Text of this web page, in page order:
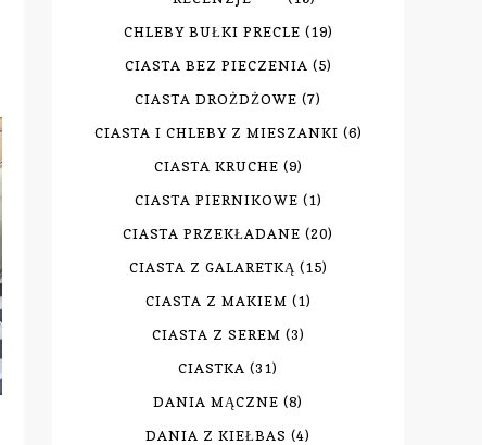
CHLEBY BUŁKI PRECLE (19)
CIASTA BEZ PIECZENIA (5)
CIASTA DROŻDŻOWE (7)
CIASTA I CHLEBY Z MIESZANKI (6)
CIASTA KRUCHE (9)
CIASTA PIERNIKOWE (1)
CIASTA PRZEKŁADANE (20)
CIASTA Z GALARETKĄ (15)
CIASTA Z MAKIEM (1)
CIASTA Z SEREM (3)
CIASTKA (31)
DANIA MĄCZNE (8)
DANIA Z KIEŁBAS (4)